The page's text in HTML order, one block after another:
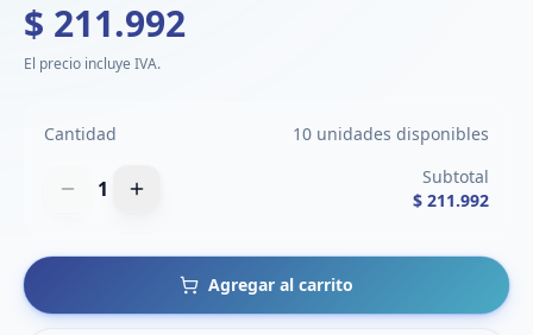
$ 211.992
El precio incluye IVA.
Cantidad 10 unidades disponibles
1
Subtotal
$ 211.992
Agregar al carrito